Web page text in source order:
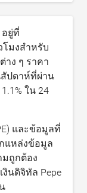
อยู่ที่
มงสำหรับ
าง ๆ ราคา
สัปดาห์ที่ผ่าน
% ใน 24
และข้อมูลที่
แหล่งข้อมูล
มถูกต้อง
งินดิจิทัล Pepe